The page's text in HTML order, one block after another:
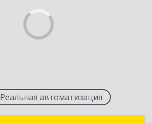
Реальная автоматизация